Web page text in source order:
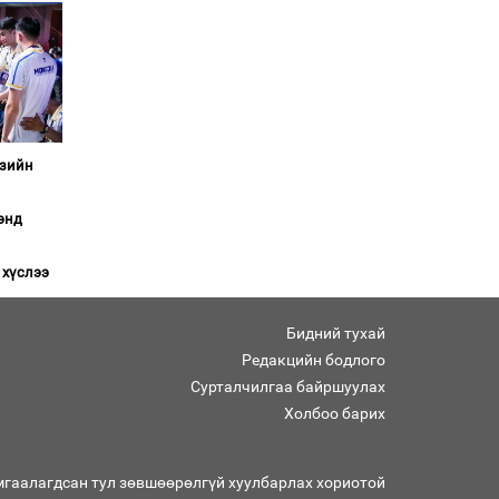
хяналт тавьдаг байх эрх
зүйн орчныг бүрдүүлнэ
Ерөнхий сайд Н.Учрал
Япон Улсаас Элчин сайд
Бидний тухай
Редакцийн бодлого
Сурталчилгаа байршуулах
Холбоо барих
тул зөвшөөрөлгүй хуулбарлах хориотой